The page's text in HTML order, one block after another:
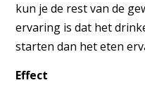
kun je de rest van de
ervaring is dat het
starten dan het eten
Effect